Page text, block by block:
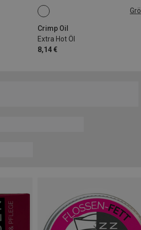
Crimp Oil
Extra Hot Öl
8,14 €
10ML